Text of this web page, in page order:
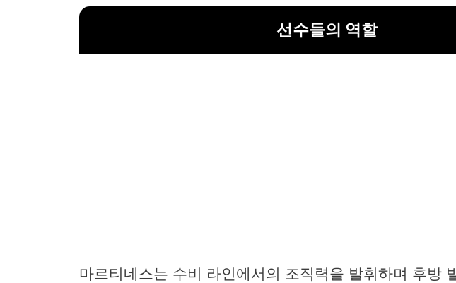
선수들의 역할
마르티네스는 수비 라인에서의 조직력을 발휘하며 후방